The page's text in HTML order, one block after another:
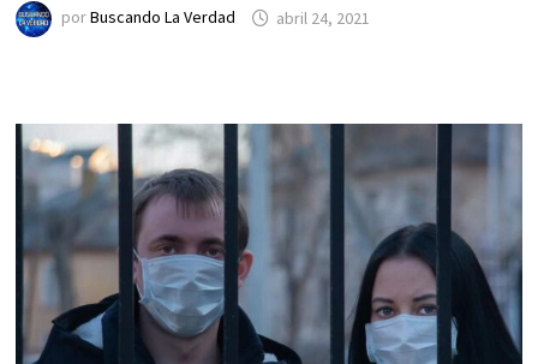
porBuscando La Verdad abril 24, 2021